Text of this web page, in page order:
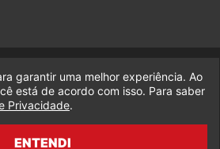
da Marvel, uma empresa da Legado
Enterprises.
fabiolobo
garantir uma melhor experiência. Ao
está de acordo com isso. Para saber
Privacidade.
ENTENDI